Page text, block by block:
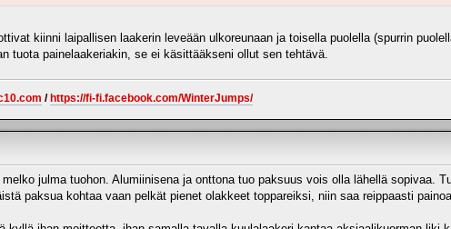
kiinni laipallisen laakerin leveään ulkoreunaan ja toisella puolella (spurrin
tuota painelaakeriakin, se ei käsittääkseni ollut sen tehtävä.
/ https://fi-fi.facebook.com/WinterJumps/
julma tuohon. Alumiinisena ja onttona tuo paksuus vois olla lähellä sopivaa.
paksua kohtaa vaan pelkät pienet olakkeet toppareiksi, niin saa reippaasti